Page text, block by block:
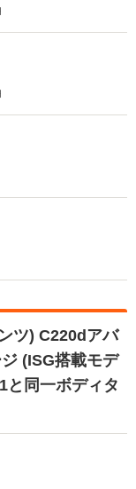
ツ) C220dアバ
(ISG搭載モデ
と同一ボディタ